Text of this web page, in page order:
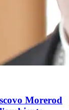
Morerod